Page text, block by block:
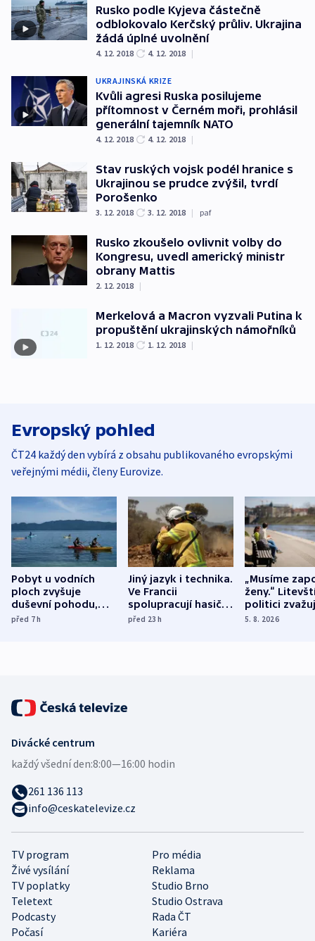
Rusko podle Kyjeva částečně
odblokovalo Kerčský průliv. Ukrajina
žádá úplné uvolnění
4. 12. 2018 4. 12. 2018 |
UKRAJINSKÁ KRIZE
Kvůli agresi Ruska posilujeme
přítomnost v Černém moři, prohlásil
generální tajemník NATO
4. 12. 2018 4. 12. 2018 |
Stav ruských vojsk podél hranice s
Ukrajinou se prudce zvýšil, tvrdí
Porošenko
3. 12. 2018 3. 12. 2018 | paf
Rusko zkoušelo ovlivnit volby do
Kongresu, uvedl americký ministr
obrany Mattis
2. 12. 2018 |
Merkelová a Macron vyzvali Putina k
propuštění ukrajinských námořníků
1. 12. 2018 1. 12. 2018 |
Evropský pohled
ČT24 každý den vybírá z obsahu publikovaného evropskými
veřejnými médii, členy Eurovize.
Pobyt u vodních
ploch zvyšuje
duševní pohodu,
ukázala
před 7h
Jiný jazyk i technika.
Ve Francii
spolupracují hasiči z
různých zemí
před 23h
„Musíme
ženy.“
politici
dohodu o
5. 8. 2026
TV program
Pro média
Živé vysílání
Reklama
TV poplatky
Studio Brno
Teletext
Studio Ostrava
Podcasty
Rada ČT
Počasí
Kariéra
Divácké centrum
každý všední den:8:00—16:00 hodin
261 136 113
info@ceskatelevize.cz